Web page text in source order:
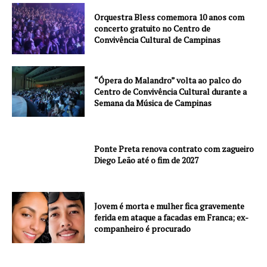
Orquestra Bless comemora 10 anos com
concerto gratuito no Centro de
Convivência Cultural de Campinas
“Ópera do Malandro” volta ao palco do
Centro de Convivência Cultural durante a
Semana da Música de Campinas
Ponte Preta renova contrato com zagueiro
Diego Leão até o fim de 2027
Jovem é morta e mulher fica gravemente
ferida em ataque a facadas em Franca; ex-
companheiro é procurado